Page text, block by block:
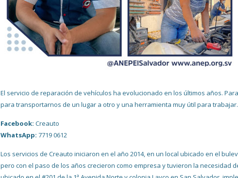
El servicio de reparación de vehículos ha evolucionado en los últimos años.
para transportarnos de un lugar a otro y una herramienta muy útil para
Facebook: Creauto
WhatsApp: 7719 0612
Los servicios de Creauto iniciaron en el año 2014, en un local ubicado en el
pero con el paso de los años crecieron como empresa y tuvieron la necesidad